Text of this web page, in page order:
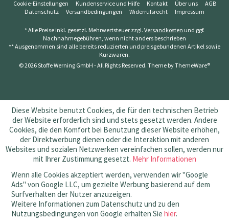
Cookie-Einstellungen Kundenservice und Hilfe Kontakt Über uns
AGB
Datenschutz
Versandbedingungen Widerrufsrecht Impressum
* Alle Preise inkl. gesetzl. Mehrwertsteuer zzgl. Versandkosten und ggf.
Nachnahmegebühren, wenn nicht anders beschrieben
** Ausgenommen sind alle bereits reduzierten und preisgebundenen Artikel sowie
Kurzwaren.
© 2026 Stoffe Werning GmbH - All Rights Reserved. Theme byThemeWare®
Diese Website benutzt Cookies, die für den technischen Betrieb
der Website erforderlich sind und stets gesetzt werden. Andere
Cookies, die den Komfort bei Benutzung dieser Website erhöhen,
der Direktwerbung dienen oder die Interaktion mit anderen
Websites und sozialen Netzwerken vereinfachen sollen, werden nur
mit Ihrer Zustimmung gesetzt. Mehr Informationen
Wenn alle Cookies akzeptiert werden, verwenden wir "Google
Ads" von Google LLC, um gezielte Werbung basierend auf dem
Surfverhalten der Nutzer anzuzeigen.
Weitere Informationen zum Datenschutz und zu den
Nutzungsbedingungen von Google erhalten Sie hier.